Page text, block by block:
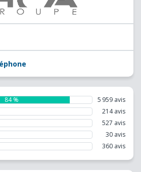
84 % 5 959 avis
214 avis
527 avis
30 avis
360 avis